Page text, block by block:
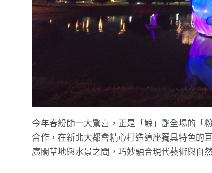
今年春紛節一大驚喜，正是「鯨」艷全場的「
合作，在新北大都會精心打造這座獨具特色的
廣闊草地與水景之間，巧妙融合現代藝術與自